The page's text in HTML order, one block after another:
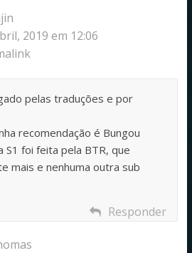
2019 em 12:06
pelas traduções e por
recomendação é Bungou
S1 foi feita pela BTR, que
mais e nenhuma outra sub
Responder